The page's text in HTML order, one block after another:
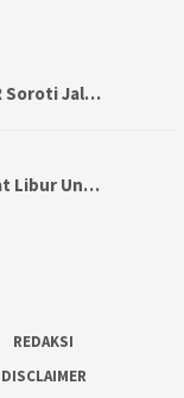
Soroti Jal…
Libur Un…
REDAKSI
DISCLAIMER